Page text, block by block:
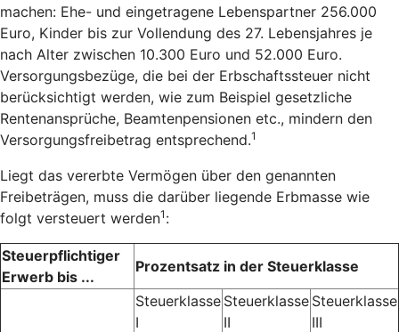
machen: Ehe- und eingetragene Lebenspartner 256.000
Euro, Kinder bis zur Vollendung des 27. Lebensjahres je
nach Alter zwischen 10.300 Euro und 52.000 Euro.
Versorgungsbezüge, die bei der Erbschaftssteuer nicht
berücksichtigt werden, wie zum Beispiel gesetzliche
Rentenansprüche, Beamtenpensionen etc., mindern den
Versorgungsfreibetrag entsprechend.1
Liegt das vererbte Vermögen über den genannten
Freibeträgen, muss die darüber liegende Erbmasse wie
folgt versteuert werden1 :
Steuerpflichtiger
Erwerb bis ...
Prozentsatz in der Steuerklasse
Steuerklasse
I
Steuerklasse
II
Steuerklasse
III